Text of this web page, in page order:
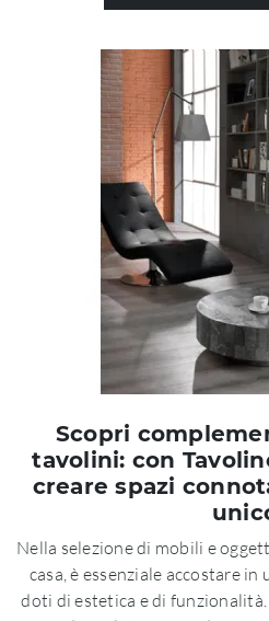
Scopri
tavolini: con
creare spazi
Nella selezione di mobili e
casa, è essenziale accostare
doti di estetica e di